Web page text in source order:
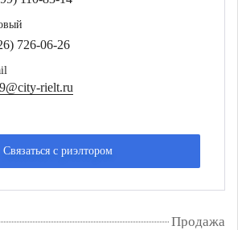
726-06-26
rielt.ru
Связаться с риэлтором
Продажа